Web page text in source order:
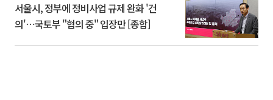
서울시, 정부에 정비사업 규제 완화 '건
의'⋯국토부 "협의 중" 입장만 [종합]